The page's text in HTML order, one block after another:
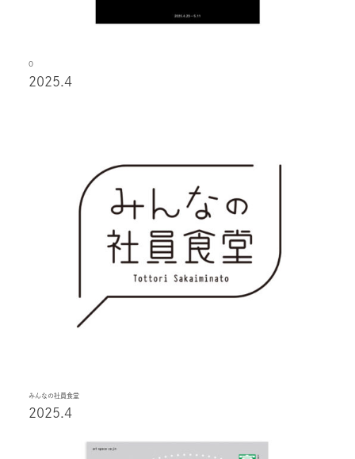
O
2025.4
みんなの社員食堂
2025.4